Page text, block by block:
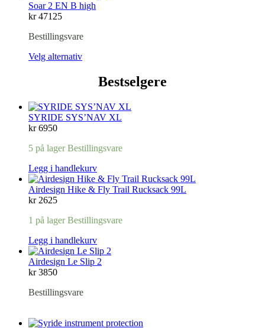
Soar 2 EN B high
kr47125
Bestillingsvare
Velg alternativ
Bestselgere
SYRIDE SYS’NAV XL
kr6950
5 på lager Bestillingsvare
Legg i handlekurv
Airdesign Hike & Fly Trail Rucksack 99L
kr2625
1 på lager Bestillingsvare
Legg i handlekurv
Airdesign Le Slip 2
kr3850
Bestillingsvare